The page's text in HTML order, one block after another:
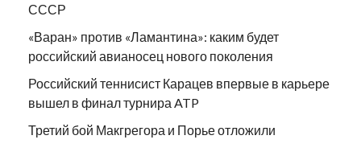
СССР
«Варан» против «Ламантина»: каким будет
российский авианосец нового поколения
Российский теннисист Карацев впервые в карьере
вышел в финал турнира ATP
Третий бой Макгрегора и Порье отложили